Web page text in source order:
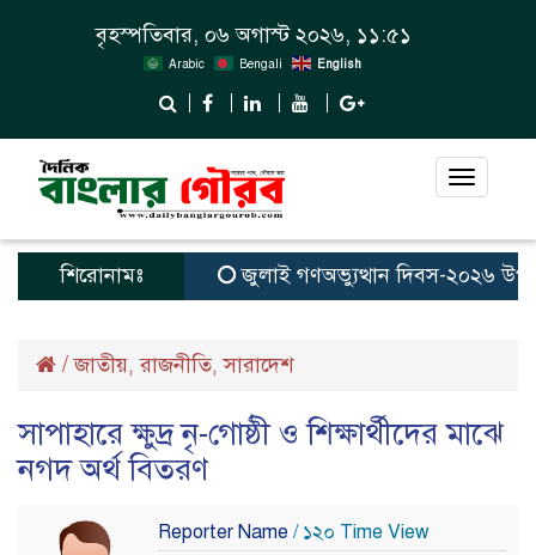
বৃহস্পতিবার, ০৬ অগাস্ট ২০২৬, ১১:৫১
Arabic Bengali English
Toggle
শিরোনামঃ জুলাই গণঅভ্যুত্থান দিবস-২০২৬
/জাতীয়,রাজনীতি,সারাদেশ
সাপাহারে ক্ষুদ্র নৃ-গোষ্ঠী ও শিক্ষার্থীদের মাঝে
নগদ অর্থ বিতরণ
Reporter Name / ১২০ Time View